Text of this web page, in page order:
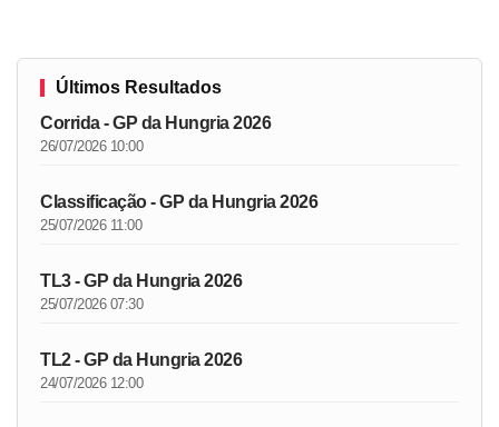
Últimos Resultados
Corrida - GP da Hungria 2026
26/07/2026 10:00
Classificação - GP da Hungria 2026
25/07/2026 11:00
TL3 - GP da Hungria 2026
25/07/2026 07:30
TL2 - GP da Hungria 2026
24/07/2026 12:00